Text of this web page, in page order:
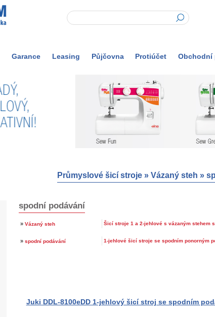
Garance Leasing Půjčovna Protiúčet Obchodní
Průmyslové šicí stroje» Vázaný steh »
spodní podávání
» Vázaný steh Šicí stroje 1 a 2-jehlové s vázaným stehem
» spodní podávání 1-jehlové šicí stroje se spodním ponorným
Juki DDL-8100eDD 1-jehlový šicí stroj se spodním